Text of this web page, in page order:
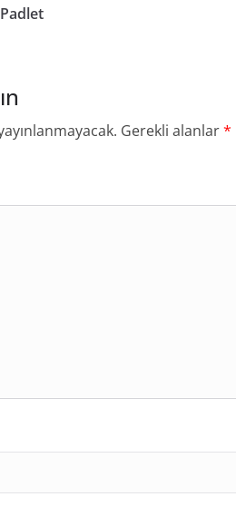
Gerekli alanlar*